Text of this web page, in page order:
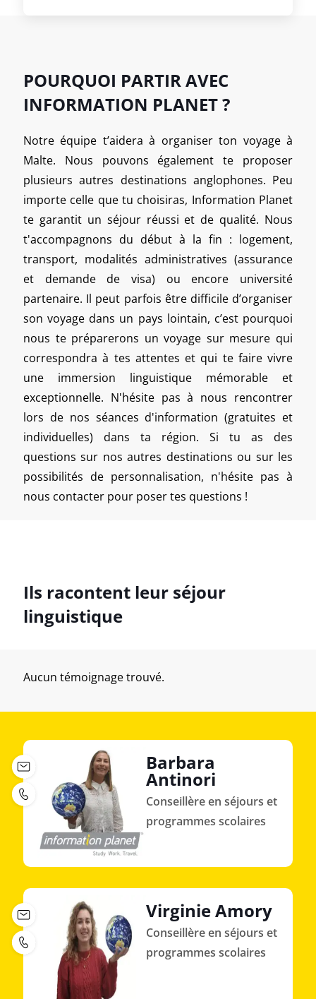
POURQUOI PARTIR AVEC
INFORMATION PLANET ?
Notre équipe t’aidera à organiser ton voyage à
Malte. Nous pouvons également te proposer
plusieurs autres destinations anglophones. Peu
importe celle que tu choisiras, Information Planet
te garantit un séjour réussi et de qualité. Nous
t'accompagnons du début à la fin : logement,
transport, modalités administratives (assurance
et demande de visa) ou encore université
partenaire. Il peut parfois être difficile d’organiser
son voyage dans un pays lointain, c’est pourquoi
nous te préparerons un voyage sur mesure qui
correspondra à tes attentes et qui te faire vivre
une immersion linguistique mémorable et
exceptionnelle. N'hésite pas à nous rencontrer
lors de nos séances d'information (gratuites et
individuelles) dans ta région. Si tu as des
questions sur nos autres destinations ou sur les
possibilités de personnalisation, n'hésite pas à
nous contacter pour poser tes questions !
Ils racontent leur séjour
linguistique
Aucun témoignage trouvé.
Barbara
Antinori
Conseillère en séjours et
programmes scolaires
Virginie Amory
Conseillère en séjours et
programmes scolaires